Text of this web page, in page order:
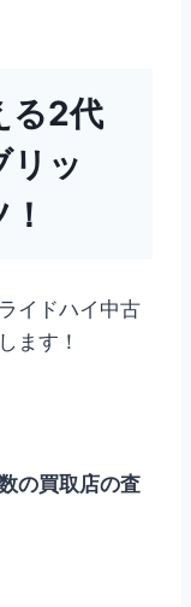
る2代
リッ
イドハイ中古
ます！
の買取店の査